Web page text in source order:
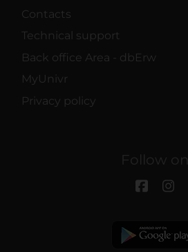
Contacts
Technical support
Back office Area - dbErw
MyUnivr
Privacy policy
Follow on